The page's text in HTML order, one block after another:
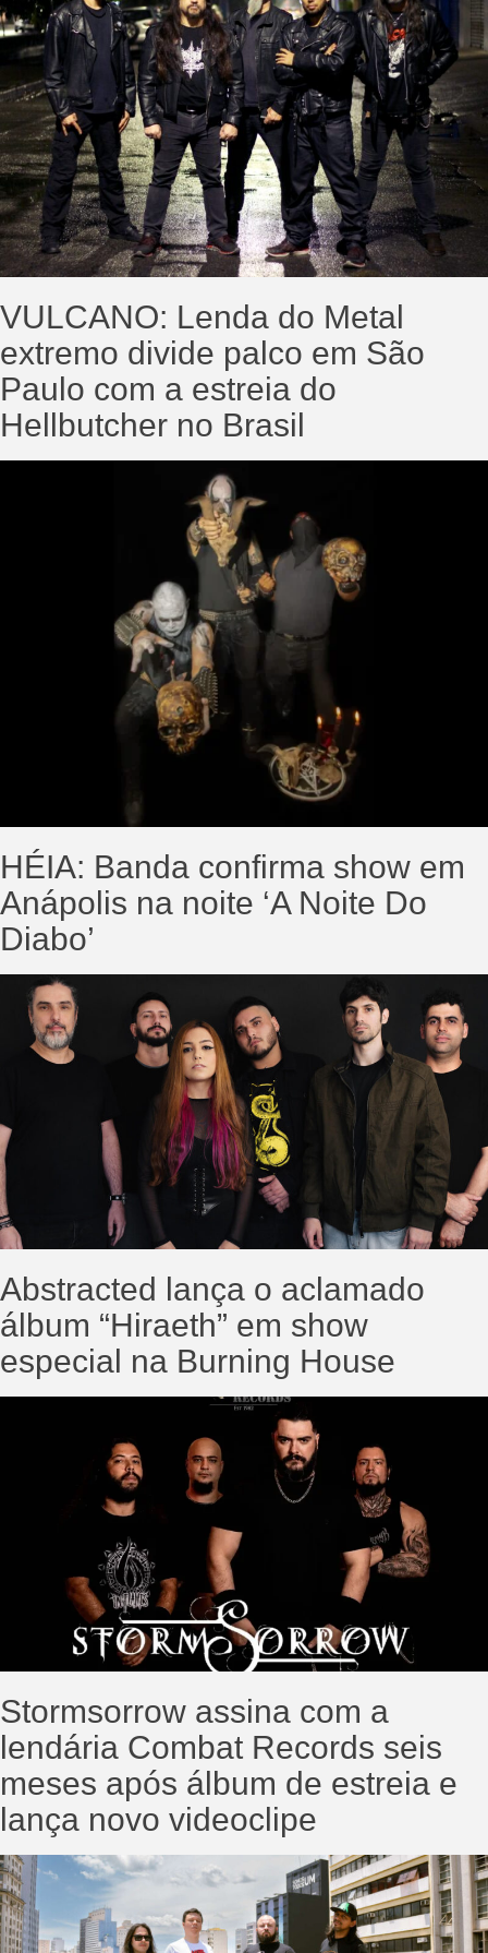
VULCANO: Lenda do Metal
extremo divide palco em São
Paulo com a estreia do
Hellbutcher no Brasil
HÉIA: Banda confirma show em
Anápolis na noite ‘A Noite Do
Diabo’
Abstracted lança o aclamado
álbum “Hiraeth” em show
especial na Burning House
Stormsorrow assina com a
lendária Combat Records seis
meses após álbum de estreia e
lança novo videoclipe